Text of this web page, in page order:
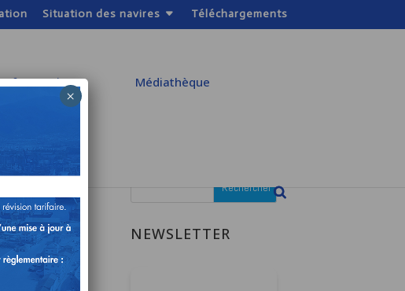
Situation des navires Téléchargements
Infos pratiques Médiathèque
NEWSLETTER
×